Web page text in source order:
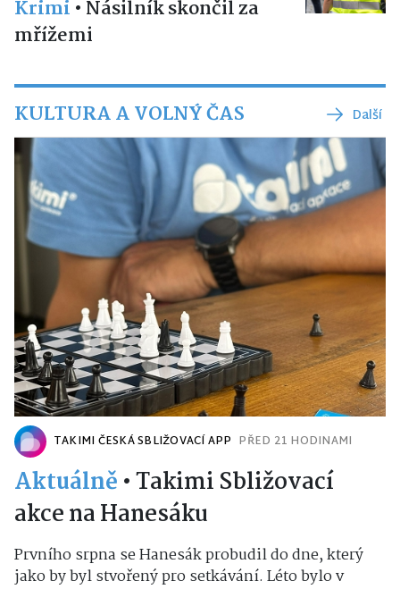
Krimi • Násilník skončil za
mřížemi
KULTURA A VOLNÝ ČAS Další
TAKIMI ČESKÁ SBLIŽOVACÍ APP PŘED 21 HODINAMI
Aktuálně •Takimi Sbližovací
akce na Hanesáku
Prvního srpna se Hanesák probudil do dne, který
jako by byl stvořený pro setkávání. Léto bylo v